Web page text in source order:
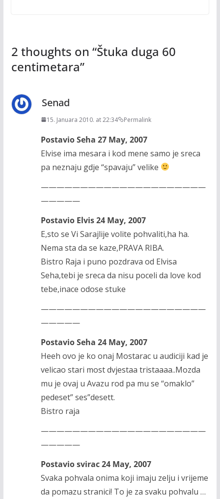
2 thoughts on “Štuka duga 60
centimetara”
Senad
15. Januara 2010. at 22:34 Permalink
Postavio Seha 27 May, 2007
Elvise ima mesara i kod mene samo je sreca
pa neznaju gdje “spavaju” velike
—————————————————————
—————
Postavio Elvis 24 May, 2007
E,sto se Vi Sarajlije volite pohvaliti,ha ha.
Nema sta da se kaze,PRAVA RIBA.
Bistro Raja i puno pozdrava od Elvisa
Seha,tebi je sreca da nisu poceli da love kod
tebe,inace odose stuke
—————————————————————
—————
Postavio Seha 24 May, 2007
Heeh ovo je ko onaj Mostarac u audiciji kad je
velicao stari most dvjestaa tristaaaa..Mozda
mu je ovaj u Avazu rod pa mu se “omaklo”
pedeset” ses”desett.
Bistro raja
—————————————————————
—————
Postavio svirac 24 May, 2007
Svaka pohvala onima koji imaju zelju i vrijeme
da pomazu stranici! To je za svaku pohvalu …